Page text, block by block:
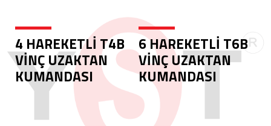
4 HAREKETLİ T4B
VİNÇ UZAKTAN
KUMANDASI
6 HAREKETLİ T6B
VİNÇ UZAKTAN
KUMANDASI